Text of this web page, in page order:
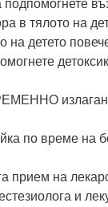
в тялото на
на детето
по време на
прием на
и